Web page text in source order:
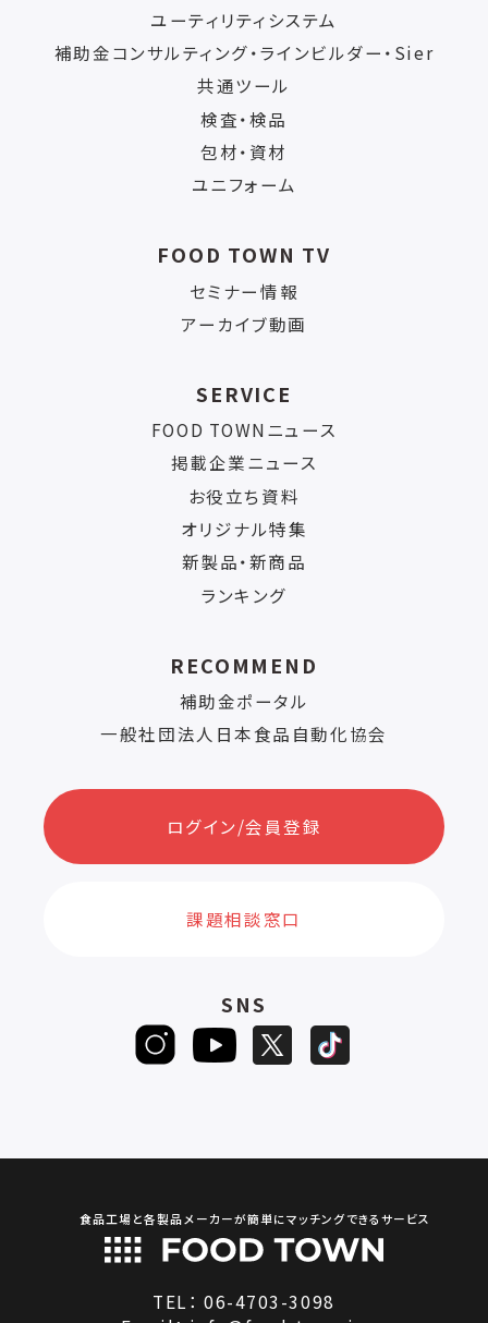
ユーティリティシステム
補助金コンサルティング・ラインビルダー・Sier
共通ツール
検査・検品
包材・資材
ユニフォーム
FOOD TOWN TV
セミナー情報
アーカイブ動画
SERVICE
FOOD TOWNニュース
掲載企業ニュース
お役立ち資料
オリジナル特集
新製品・新商品
ランキング
RECOMMEND
補助金ポータル
一般社団法人日本食品自動化協会
ログイン/会員登録
課題相談窓口
SNS
食品工場と各製品メーカーが簡単にマッチングできるサービス
TEL：06-4703-3098